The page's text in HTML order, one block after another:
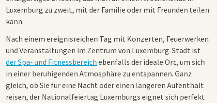
Luxemburg zu zweit, mit der Familie oder mit Freunden teilen
kann.
Nach einem ereignisreichen Tag mit Konzerten, Feuerwerken
und Veranstaltungen im Zentrum von Luxemburg-Stadt ist
der Spa- und Fitnessbereich ebenfalls der ideale Ort, um sich
in einer beruhigenden Atmosphäre zu entspannen. Ganz
gleich, ob Sie für eine Nacht oder einen längeren Aufenthalt
reisen, der Nationalfeiertag Luxemburgs eignet sich perfekt